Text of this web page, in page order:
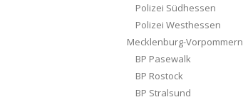
Polizei Südhessen
Polizei Westhessen
Mecklenburg-Vorpommern
BP Pasewalk
BP Rostock
BP Stralsund